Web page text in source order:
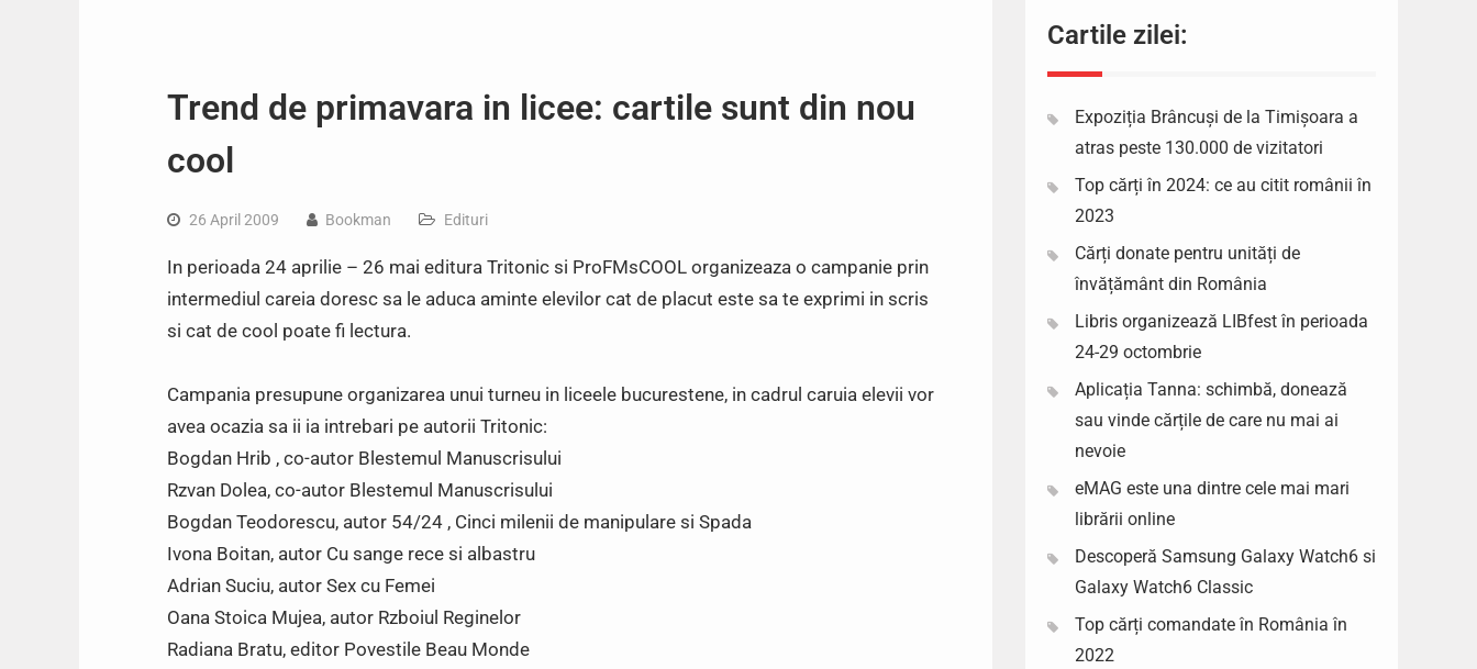
Trend de primavara in licee: cartile sunt din nou
cool
26 April 2009 Bookman Edituri
In perioada 24 aprilie – 26 mai editura Tritonic si ProFMsCOOL organizeaza o campanie prin
intermediul careia doresc sa le aduca aminte elevilor cat de placut este sa te exprimi in scris
si cat de cool poate fi lectura.
Campania presupune organizarea unui turneu in liceele bucurestene, in cadrul caruia elevii vor
avea ocazia sa ii ia intrebari pe autorii Tritonic:
Bogdan Hrib , co-autor Blestemul Manuscrisului
Rzvan Dolea, co-autor Blestemul Manuscrisului
Bogdan Teodorescu, autor 54/24 , Cinci milenii de manipulare si Spada
Ivona Boitan, autor Cu sange rece si albastru
Adrian Suciu, autor Sex cu Femei
Oana Stoica Mujea, autor Rzboiul Reginelor
Radiana Bratu, editor Povestile Beau Monde
Cartile zilei:
Expoziția Brâncuși de la Timișoara a
atras peste 130.000 de vizitatori
Top cărți în 2024: ce au citit românii în
2023
Cărți donate pentru unități de
învățământ din România
Libris organizează LIBfest în perioada
24-29 octombrie
Aplicația Tanna: schimbă, donează
sau vinde cărțile de care nu mai ai
nevoie
eMAG este una dintre cele mai mari
librării online
Descoperă Samsung Galaxy Watch6 si
Galaxy Watch6 Classic
Top cărți comandate în România în
2022